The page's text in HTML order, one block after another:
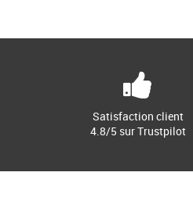
Satisfaction client
4.8/5 sur Trustpilot